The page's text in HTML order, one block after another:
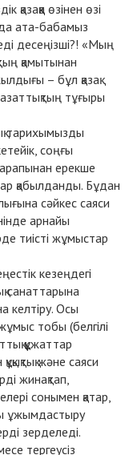
өзінен өзі
ата-бабамыз
десеңізші?! «Мың
қамытынан
– бұл қазақ
тұғыры
тарихымызды
соңғы
ерекше
қабылданды. Бұдан
сәйкес саяси
арнайы
тиісті жұмыстар
кезеңдегі
санаттарына
келтіру. Осы
тобы (белгілі
құжаттар
және саяси
жинақтап,
сонымен қатар,
ұжымдастыру
зерделеді.
тергеусіз